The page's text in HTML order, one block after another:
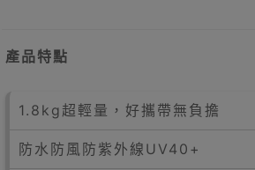
產品特點
1.8kg超輕量，好攜帶無負擔
防水防風防紫外線UV40+